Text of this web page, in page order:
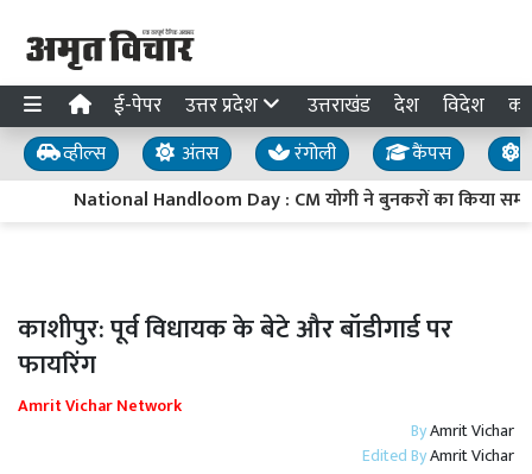
ई-पेपर उत्तर प्रदेश उत्तराखंड देश विदेश
व्हील्स अंतस रंगोली कैंपस
National Handloom Day : CM योगी ने बुनकरों का किया
काशीपुर: पूर्व विधायक के बेटे और बॉडीगार्ड पर
फायरिंग
Amrit Vichar Network
ByAmrit Vichar
Edited ByAmrit Vichar